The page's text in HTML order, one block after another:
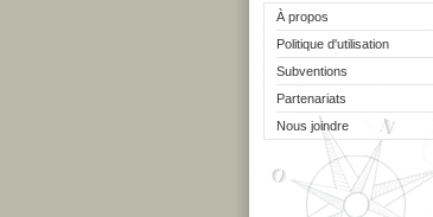
À propos
Politique d'utilisation
Subventions
Partenariats
Nous joindre